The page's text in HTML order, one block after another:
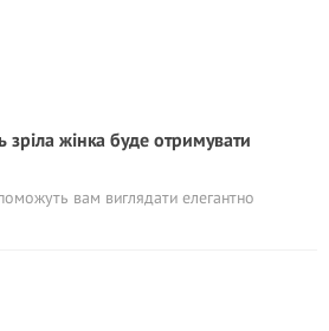
зріла жінка буде отримувати
вам виглядати елегантно